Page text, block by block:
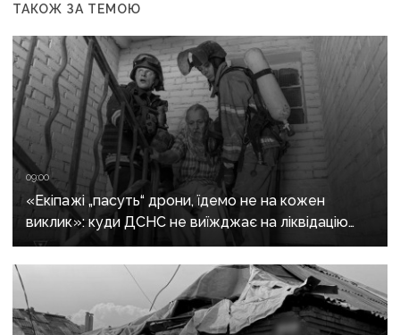
ТАКОЖ ЗА ТЕМОЮ
09:00
«Екіпажі „пасуть“ дрони, їдемо не на кожен
виклик»: куди ДСНС не виїжджає на ліквідацію
надзвичайних ситуацій у Краматорську
та Слов’янську